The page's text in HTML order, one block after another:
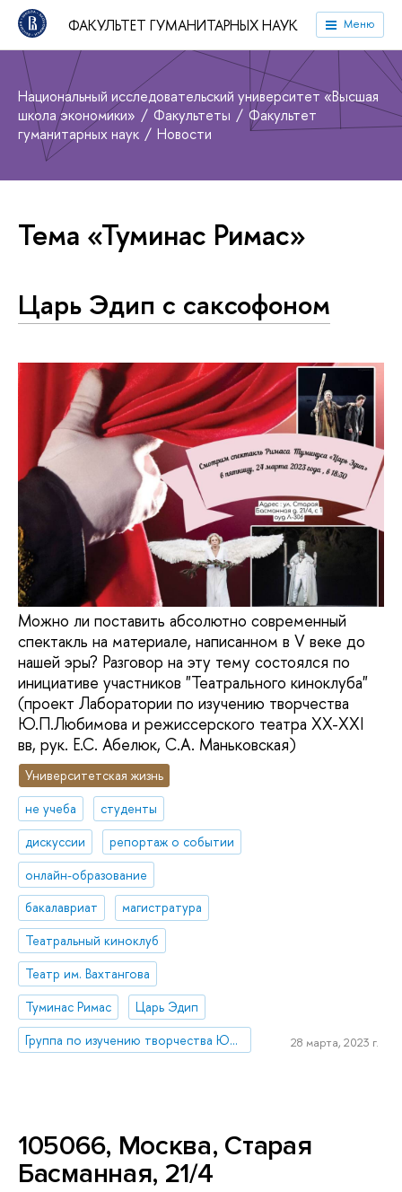
ФАКУЛЬТЕТ ГУМАНИТАРНЫХ НАУК Меню
Национальный исследовательский университет «Высшая
школа экономики»
Факультеты
Факультет
гуманитарных наук
Новости
Тема «Туминас Римас»
Царь Эдип с саксофоном
Можно ли поставить абсолютно современный
спектакль на материале, написанном в V веке до
нашей эры? Разговор на эту тему состоялся по
инициативе участников "Театрального киноклуба"
(проект Лаборатории по изучению творчества
Ю.П.Любимова и режиссерского театра XX-XXI
вв, рук. Е.С. Абелюк, С.А. Маньковская)
Университетская жизнь
не учеба
студенты
дискуссии
репортаж о событии
онлайн-образование
бакалавриат
магистратура
Театральный киноклуб
Театр им. Вахтангова
Туминас Римас
Царь Эдип
Группа по изучению творчества Юрия Любимова и режиссерского театра XX-XXI вв.
28 марта, 2023 г.
105066, Москва, Старая
Басманная, 21/4